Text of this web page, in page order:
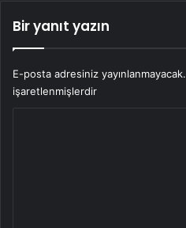
Bir yanıt yazın
E-posta adresiniz yayınlanmayacak.
işaretlenmişlerdir